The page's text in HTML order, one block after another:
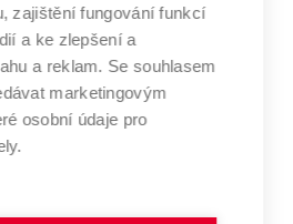
fondů
technické
V BRNĚ
zajištění fungování funkcí
a ke zlepšení a
a reklam. Se souhlasem
marketingovým
osobní údaje pro